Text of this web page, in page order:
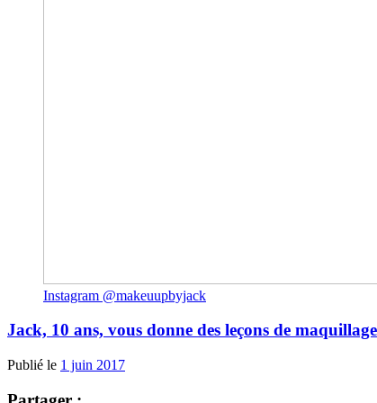
Instagram @makeuupbyjack
Jack, 10 ans, vous donne des leçons de maquillage
Publié le 1 juin 2017